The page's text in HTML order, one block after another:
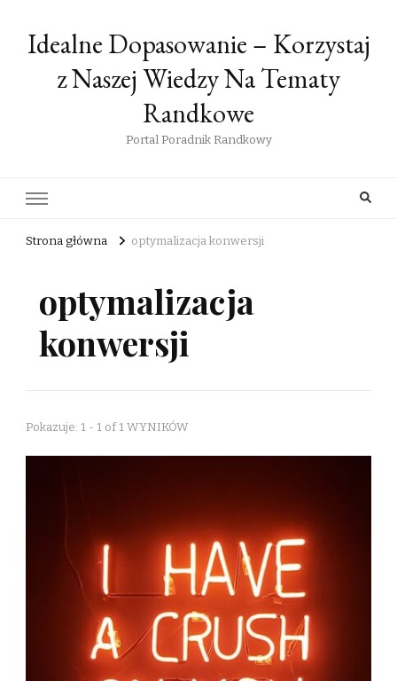
Idealne Dopasowanie – Korzystaj
z Naszej Wiedzy Na Tematy
Randkowe
Portal Poradnik Randkowy
Strona główna optymalizacja konwersji
optymalizacja
konwersji
Pokazuje: 1 - 1 of 1 WYNIKÓW